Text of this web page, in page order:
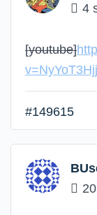
4
[youtube]
#149615